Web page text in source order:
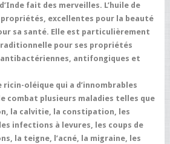
fait des merveilles. L’huile de
propriétés, excellentes pour la beauté
sa santé. Elle est particulièrement
pour ses propriétés
antifongiques et
ricin-oléique qui a d’innombrables
combat plusieurs maladies telles que
la calvitie, la constipation, les
infections à levures, les coups de
la teigne, l’acné, la migraine, les